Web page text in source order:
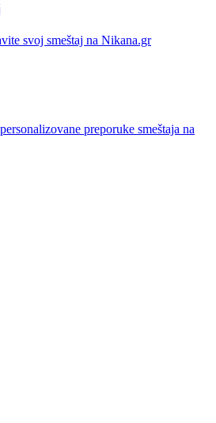
svoj smeštaj na Nikana.gr
preporuke smeštaja na